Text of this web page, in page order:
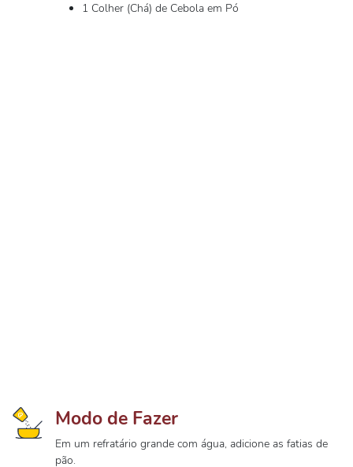
1 Colher (Chá) de Cebola em Pó
Modo de Fazer
Em um refratário grande com água, adicione as fatias de
pão.